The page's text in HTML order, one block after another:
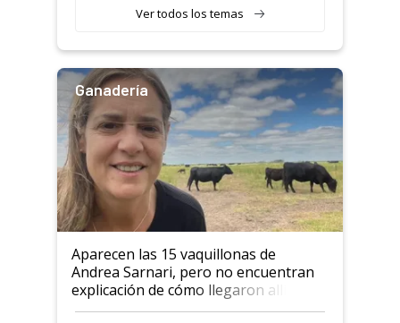
Ver todos los temas
Ganadería
Aparecen las 15 vaquillonas de
Andrea Sarnari, pero no encuentran
explicación de cómo llegaron allí